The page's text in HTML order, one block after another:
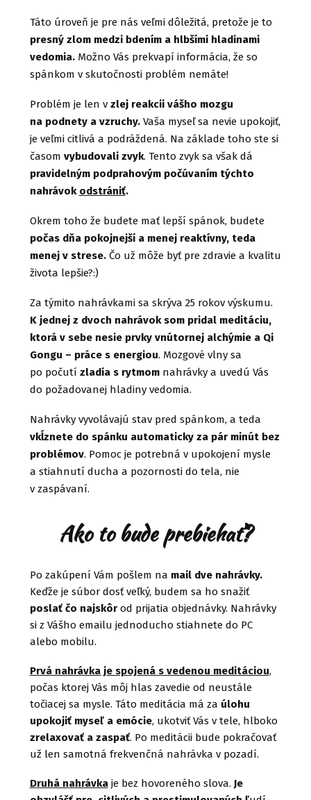
Táto úroveň je pre nás veľmi dôležitá, pretože je to
presný zlom medzi bdením a hlbšími hladinami
vedomia.Možno Vás prekvapí informácia, že so
spánkom v skutočnosti problém nemáte!
Problém je len v zlej reakcii vášho mozgu
na podnety a vzruchy.Vaša myseľ sa nevie upokojiť,
je veľmi citlivá a podráždená. Na základe toho ste si
časom vybudovali zvyk. Tento zvyk sa však dá
pravidelným podprahovým počúvaním týchto
nahrávok odstrániť.
Okrem toho že budete mať lepší spánok, budete
počas dňa pokojnejší a menej reaktívny, teda
menej v strese.Čo už môže byť pre zdravie a kvalitu
života lepšie?:)
Za týmito nahrávkami sa skrýva 25 rokov výskumu.
K jednej z dvoch nahrávok som pridal meditáciu,
ktorá v sebe nesie prvky vnútornej alchýmie a Qi
Gongu – práce s energiou. Mozgové vlny sa
po počutí zladia s rytmomnahrávky a uvedú Vás
do požadovanej hladiny vedomia.
Nahrávky vyvolávajú stav pred spánkom, a teda
vkĺznete do spánku automaticky za pár minút bez
problémov. Pomoc je potrebná v upokojení mysle
a stiahnutí ducha a pozornosti do tela, nie
v zaspávaní.
Ako to bude prebiehať?
Po zakúpení Vám pošlem na mail dve nahrávky.
Keďže je súbor dosť veľký, budem sa ho snažiť
poslať čo najskôrod prijatia objednávky. Nahrávky
si z Vášho emailu jednoducho stiahnete do PC
alebo mobilu.
Prvá nahrávka je spojená s vedenou meditáciou,
počas ktorej Vás môj hlas zavedie od neustále
točiacej sa mysle. Táto meditácia má za úlohu
upokojiť myseľ a emócie, ukotviť Vás v tele, hlboko
zrelaxovať a zaspať. Po meditácii bude pokračovať
už len samotná frekvenčná nahrávka v pozadí.
Druhá nahrávkaje bez hovoreného slova. Je